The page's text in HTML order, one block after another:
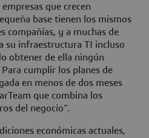
que crecen
base tienen los mismos
compañías, y a muchas de
su infraestructura TI incluso
obtener de ella ningún
cumplir los planes de
en menos de dos meses
que combina los
del negocio”.
económicas actuales,